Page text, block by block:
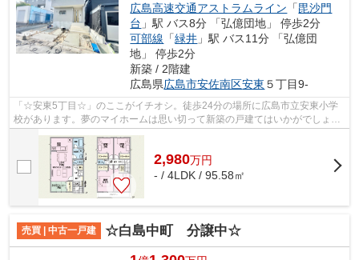
広島高速交通アストラムライン 「毘沙門
台 」駅 バス8分 「弘億団地」 停歩2分
可部線 「緑井 」駅 バス11分 「弘億団
地」 停歩2分
新築 / 2階建
広島県広島市安佐南区安東 ５丁目9-
「☆安東5丁目☆」のここがイチオシ。徒歩24分の場所に広島市立安東小学
校があります。夢のマイホームは思い切って新築の戸建てはいかがでしょう
か。お客様からニーズの高い南側道路に接...
2,980万円
- / 4LDK / 95.58㎡
売買 | 中古一戸建 ☆白島中町 分譲中☆